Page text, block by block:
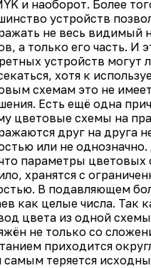
и наоборот. Более
устройств
не весь видимый
а только его часть. И
устройств могут
хотя к
схемам это не
Есть ещё одна
цветовые схемы на
друг на друга
или не однозначно.
параметры цветовых
хранятся с
В подавляющем
как целые числа. Так
цвета из одной
не только со
приходится
самым теряется